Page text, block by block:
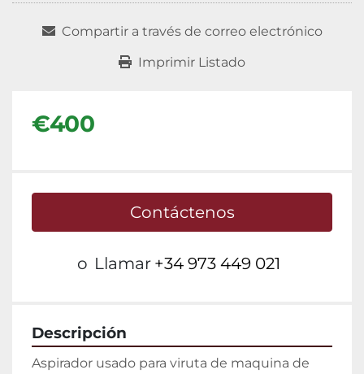
Compartir a través de correo electrónico
Imprimir Listado
€400
Contáctenos
o Llamar +34 973 449 021
Descripción
Aspirador usado para viruta de maquina de